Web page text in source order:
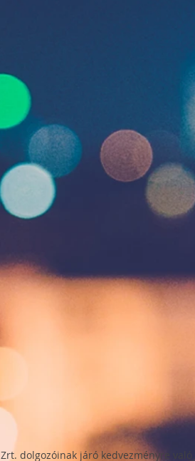
Zrt. dolgozóinak járó kedvezményre